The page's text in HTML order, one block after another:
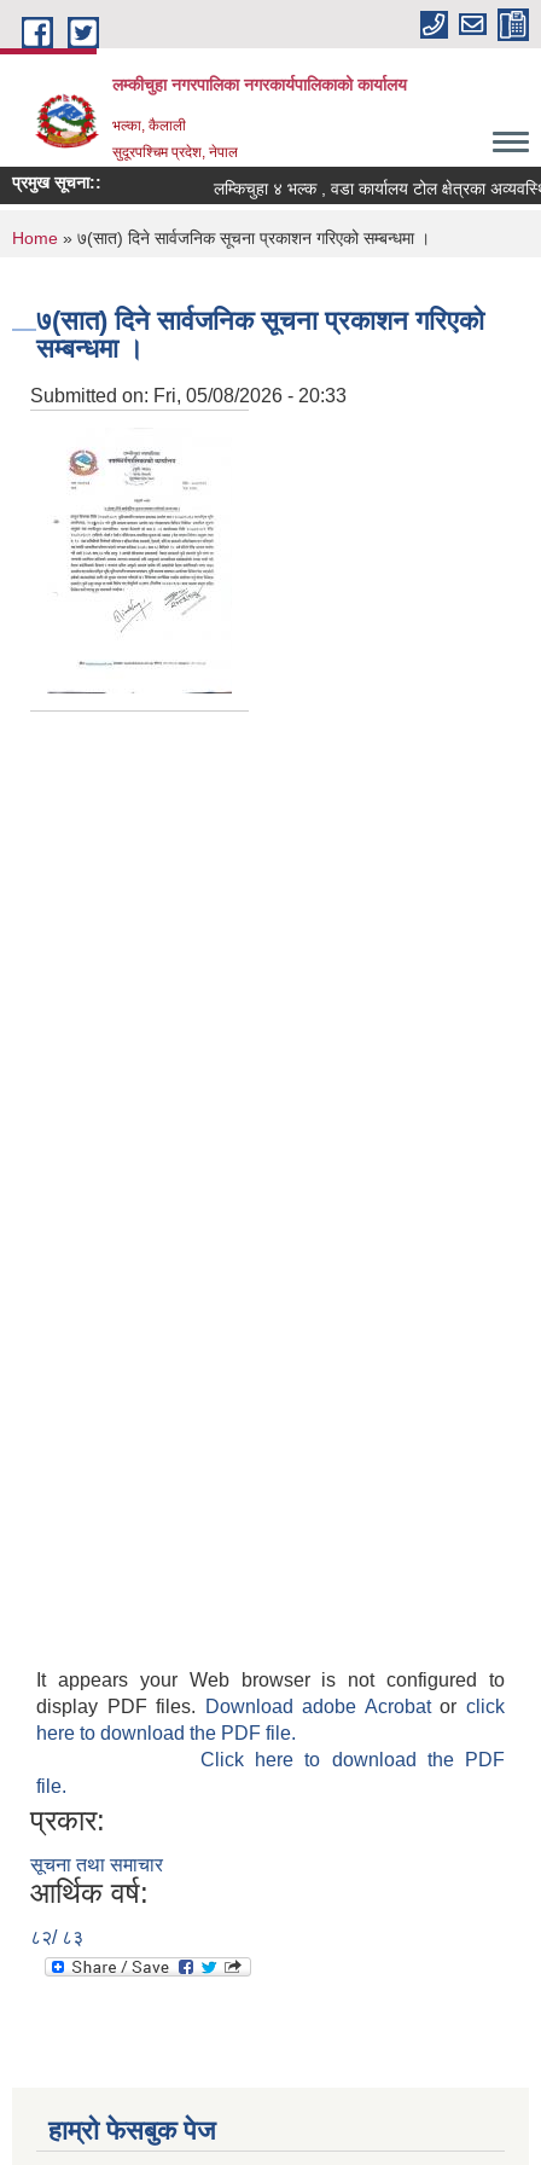
Skip to main content
लम्कीचुहा नगरपालिका नगरकार्यपालिकाको कार्यालय
भल्का, कैलाली
सुदूरपश्चिम प्रदेश, नेपाल
प्रमुख सूचना::
You are here
Home » ७(सात) दिने सार्वजनिक सूचना प्रकाशन गरिएको सम्बन्धमा ।
७(सात) दिने सार्वजनिक सूचना प्रकाशन गरिएको
सम्बन्धमा ।
Submitted on: Fri, 05/08/2026 - 20:33
It appears your Web browser is not configured to
display PDF files.
Download adobe Acrobatorclick
here to download the PDF file.
Click here to download the PDF
file.
प्रकार:
सूचना तथा समाचार
आर्थिक वर्ष:
८२/ ८३
हाम्रो फेसबुक पेज